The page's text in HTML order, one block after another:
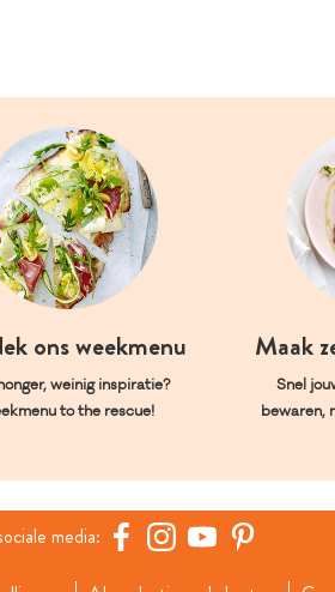
ons weekmenu
weinig inspiratie?
to the rescue!
Maak
Snel
bewaren,
media: